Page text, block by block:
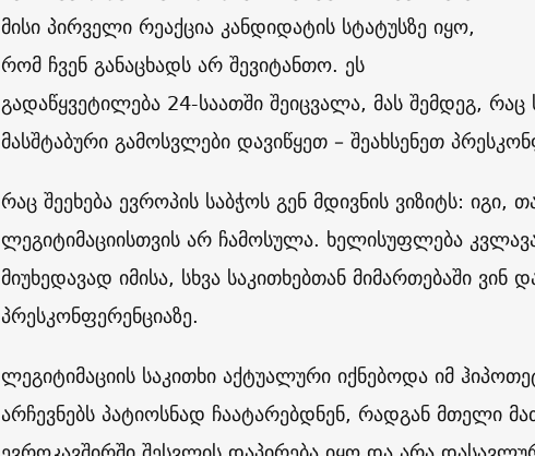
მისი პირველი რეაქცია კანდიდატის სტატუსზე იყო,
რომ ჩვენ განაცხადს არ შევიტანთო. ეს
გადაწყვეტილება 24-საათში შეიცვალა, მას შემდეგ,
მასშტაბური გამოსვლები დავიწყეთ – შეახსენეთ
რაც შეეხება ევროპის საბჭოს გენ მდივნის ვიზიტს: იგი,
ლეგიტიმაციისთვის არ ჩამოსულა. ხელისუფლება
მიუხედავად იმისა, სხვა საკითხებთან მიმართებაში ვინ
პრესკონფერენციაზე.
ლეგიტიმაციის საკითხი აქტუალური იქნებოდა იმ
არჩევნებს პატიოსნად ჩაატარებდნენ, რადგან მთელი